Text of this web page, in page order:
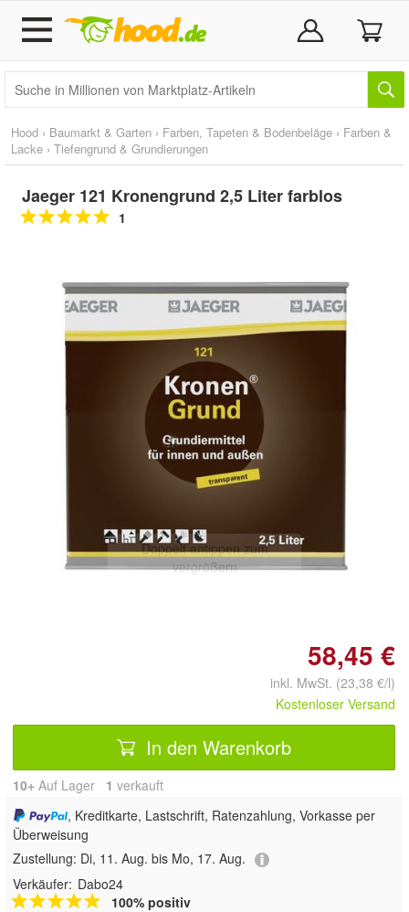
Hood › Baumarkt & Garten › Farben, Tapeten & Bodenbeläge › Farben &
Lacke › Tiefengrund & Grundierungen
Jaeger 121 Kronengrund 2,5 Liter farblos
1
Doppelt antippen zum
vergrößern
58,45 €
inkl. MwSt. (23,38 €/l)
Kostenloser Versand
In den Warenkorb
10+ Auf Lager 1 verkauft
, Kreditkarte, Lastschrift, Ratenzahlung, Vorkasse per
Überweisung
Zustellung: Di, 11. Aug. bis Mo, 17. Aug.
Verkäufer: Dabo24
100% positiv